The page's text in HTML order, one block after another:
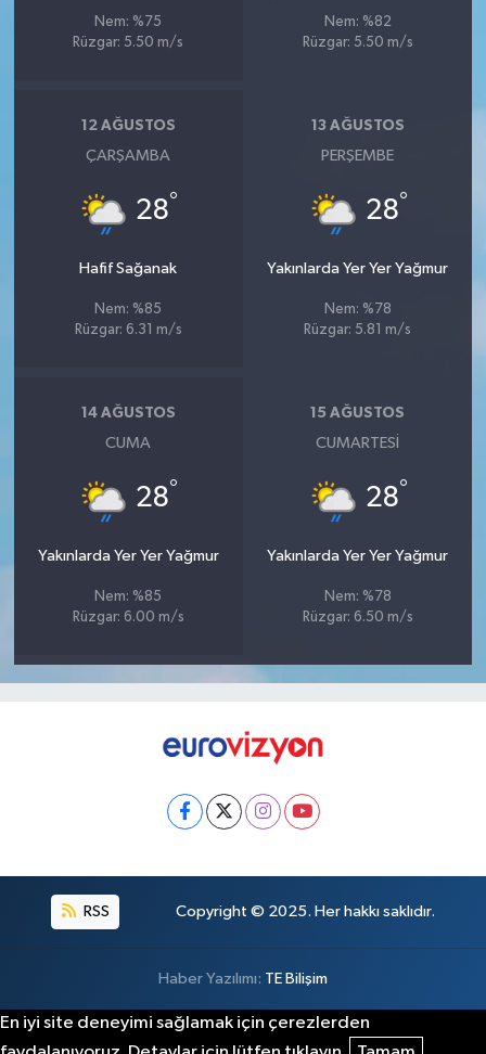
Nem: %75
Rüzgar: 5.50 m/s
Nem: %82
Rüzgar: 5.50 m/s
12 AĞUSTOS
ÇARŞAMBA
28°
Hafif Sağanak
Nem: %85
Rüzgar: 6.31 m/s
13 AĞUSTOS
PERŞEMBE
28°
Yakınlarda Yer Yer Yağmur
Nem: %78
Rüzgar: 5.81 m/s
14 AĞUSTOS
CUMA
28°
Yakınlarda Yer Yer Yağmur
Nem: %85
Rüzgar: 6.00 m/s
15 AĞUSTOS
CUMARTESI
28°
Yakınlarda Yer Yer Yağmur
Nem: %78
Rüzgar: 6.50 m/s
RSS Copyright © 2025. Her hakkı saklıdır.
Haber Yazılımı: TE Bilişim
En iyi site deneyimi sağlamak için çerezlerden